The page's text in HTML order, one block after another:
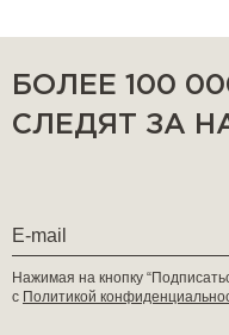
БОЛЕЕ 100
СЛЕДЯТ ЗА
Нажимая на кнопку
с Политикой